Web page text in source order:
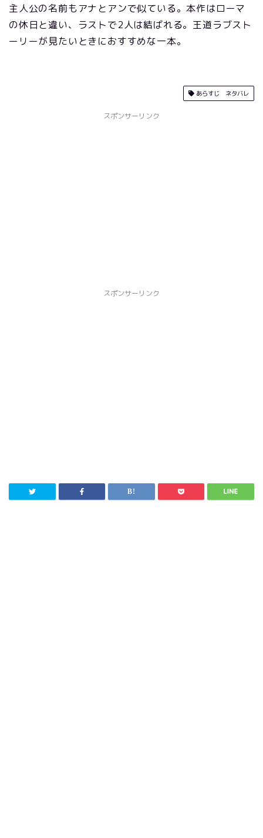
主人公の名前もアナとアンで似ている。本作はローマ
の休日と違い、ラストで2人は結ばれる。王道ラブスト
ーリーが見たいときにおすすめな一本。
あらすじ ネタバレ
スポンサーリンク
スポンサーリンク